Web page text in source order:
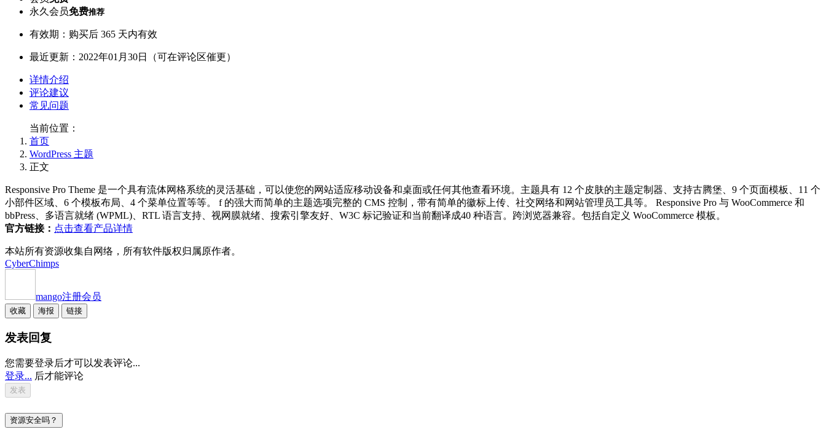
永久会员免费推荐
有效期：购买后 365 天内有效
最近更新：2022年01月30日（可在评论区催更）
详情介绍
评论建议
常见问题
当前位置：
首页
WordPress 主题
正文
Responsive Pro Theme 是一个具有流体网格系统的灵活基础，可以使您的网站适应移动设备和桌面或任何其他查看环境。主题具有 12 个皮肤的主题定制器、支持古腾堡、9 个页面模板、11 个
小部件区域、6 个模板布局、4 个菜单位置等等。 f 的强大而简单的主题选项完整的 CMS 控制，带有简单的徽标上传、社交网络和网站管理员工具等。 Responsive Pro 与 WooCommerce 和
bbPress、多语言就绪 (WPML)、RTL 语言支持、视网膜就绪、搜索引擎友好、W3C 标记验证和当前翻译成40 种语言。跨浏览器兼容。包括自定义 WooCommerce 模板。
官方链接： 点击查看产品详情
本站所有资源收集自网络，所有软件版权归属原作者。
CyberChimps
mango注册会员
收藏 海报 链接
发表回复
您需要登录后才可以发表评论...
登录... 后才能评论
资源安全吗？